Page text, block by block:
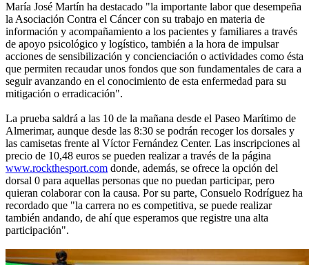
María José Martín ha destacado "la importante labor que desempeña
la Asociación Contra el Cáncer con su trabajo en materia de
información y acompañamiento a los pacientes y familiares a través
de apoyo psicológico y logístico, también a la hora de impulsar
acciones de sensibilización y concienciación o actividades como ésta
que permiten recaudar unos fondos que son fundamentales de cara a
seguir avanzando en el conocimiento de esta enfermedad para su
mitigación o erradicación".
La prueba saldrá a las 10 de la mañana desde el Paseo Marítimo de
Almerimar, aunque desde las 8:30 se podrán recoger los dorsales y
las camisetas frente al Víctor Fernández Center. Las inscripciones al
precio de 10,48 euros se pueden realizar a través de la página
www.rockthesport.com donde, además, se ofrece la opción del
dorsal 0 para aquellas personas que no puedan participar, pero
quieran colaborar con la causa. Por su parte, Consuelo Rodríguez ha
recordado que "la carrera no es competitiva, se puede realizar
también andando, de ahí que esperamos que registre una alta
participación".